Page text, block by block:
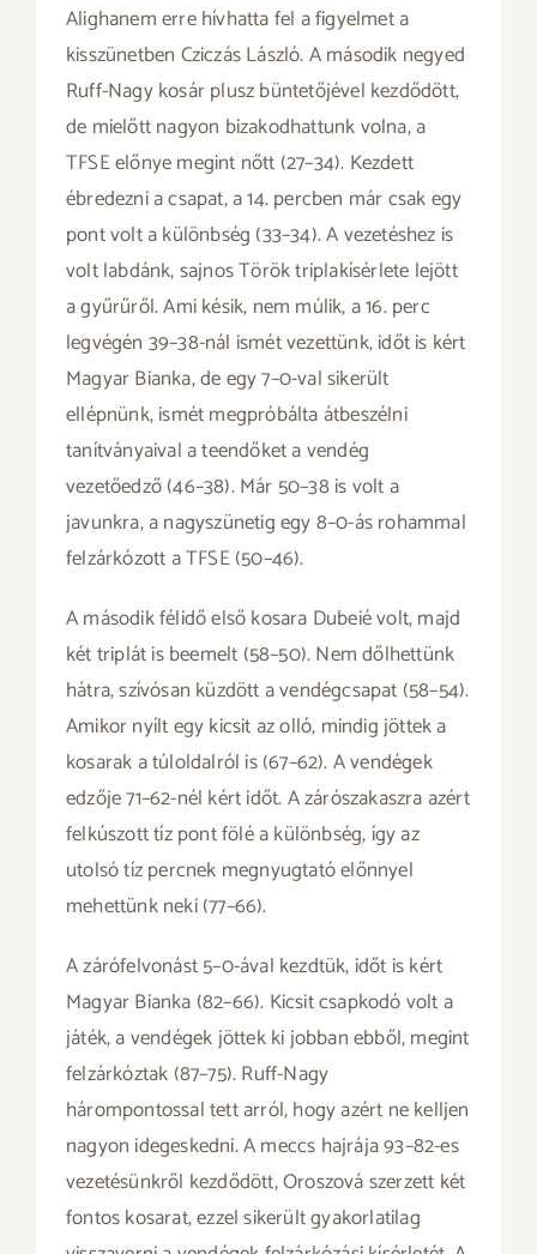
Alighanem erre hívhatta fel a figyelmet a
kisszünetben Cziczás László. A második negyed
Ruff-Nagy kosár plusz büntetőjével kezdődött,
de mielőtt nagyon bizakodhattunk volna, a
TFSE előnye megint nőtt (27–34). Kezdett
ébredezni a csapat, a 14. percben már csak egy
pont volt a különbség (33–34). A vezetéshez is
volt labdánk, sajnos Török triplakísérlete lejött
a gyűrűről. Ami késik, nem múlik, a 16. perc
legvégén 39–38-nál ismét vezettünk, időt is kért
Magyar Bianka, de egy 7–0-val sikerült
ellépnünk, ismét megpróbálta átbeszélni
tanítványaival a teendőket a vendég
vezetőedző (46–38). Már 50–38 is volt a
javunkra, a nagyszünetig egy 8–0-ás rohammal
felzárkózott a TFSE (50–46).
A második félidő első kosara Dubeié volt, majd
két triplát is beemelt (58–50). Nem dőlhettünk
hátra, szívósan küzdött a vendégcsapat (58–54).
Amikor nyílt egy kicsit az olló, mindig jöttek a
kosarak a túloldalról is (67–62). A vendégek
edzője 71–62-nél kért időt. A zárószakaszra azért
felkúszott tíz pont fölé a különbség, így az
utolsó tíz percnek megnyugtató előnnyel
mehettünk neki (77–66).
A zárófelvonást 5–0-ával kezdtük, időt is kért
Magyar Bianka (82–66). Kicsit csapkodó volt a
játék, a vendégek jöttek ki jobban ebből, megint
felzárkóztak (87–75). Ruff-Nagy
hárompontossal tett arról, hogy azért ne kelljen
nagyon idegeskedni. A meccs hajrája 93–82-es
vezetésünkről kezdődött, Oroszová szerzett két
fontos kosarat, ezzel sikerült gyakorlatilag